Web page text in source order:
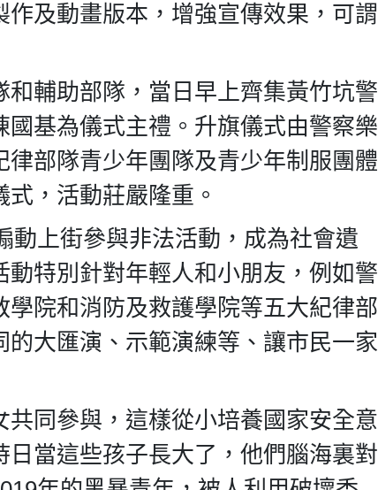
及動畫版本，增強宣傳效果，可謂
輔助部隊，當日早上齊集黃竹坑警
基為儀式主禮。升旗儀式由警察樂
部隊青少年團隊及青少年制服團體
，活動莊嚴隆重。
動上街參與非法活動，成為社會遺
特別針對年輕人和小朋友，例如警
院和消防及救護學院等五大紀律部
大匯演、示範演練等、讓市民一家
同參與，這樣從小培養國家安全意
當這些孩子長大了，他們腦海裏對